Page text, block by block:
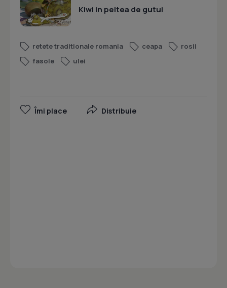
Kiwi in peltea de gutui
retete traditionale romania ceapa
rosii
fasole
ulei
Îmi place Distribuie